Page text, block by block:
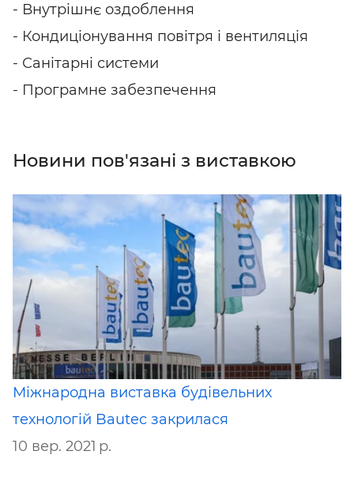
- Внутрішнє оздоблення
- Кондиціонування повітря і вентиляція
- Санітарні системи
- Програмне забезпечення
Новини пов'язані з виставкою
Міжнародна виставка будівельних
технологій Bautec закрилася
10 вер. 2021 р.